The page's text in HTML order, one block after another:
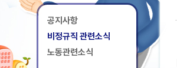
공지사항
비정규직 관련소식
노동관련소식